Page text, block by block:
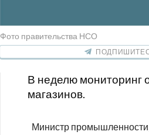
Фото правительства НСО
В неделю мониторинг
магазинов.
Министр промышленности,